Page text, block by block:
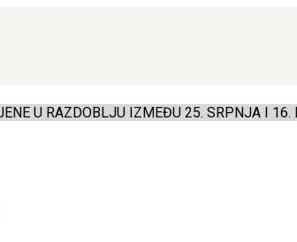
U RAZDOBLJU IZMEĐU 25. SRPNJA I